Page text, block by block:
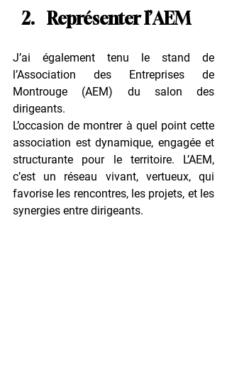
Représenter l’AEM
J’ai également tenu le stand de
l’Association des Entreprises de
Montrouge (AEM) du salon des
dirigeants.
L’occasion de montrer à quel point cette
association est dynamique, engagée et
structurante pour le territoire. L’AEM,
c’est un réseau vivant, vertueux, qui
favorise les rencontres, les projets, et les
synergies entre dirigeants.